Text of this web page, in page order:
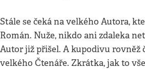
Stále se čeká na velkého Autora,
Román. Nuže, nikdo ani zdaleka
Autor již přišel. A kupodivu rovněž
velkého Čtenáře. Zkrátka, jak to